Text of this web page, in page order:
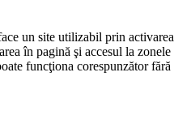
un site utilizabil prin activarea
în pagină şi accesul la zonele
funcţiona corespunzător fără